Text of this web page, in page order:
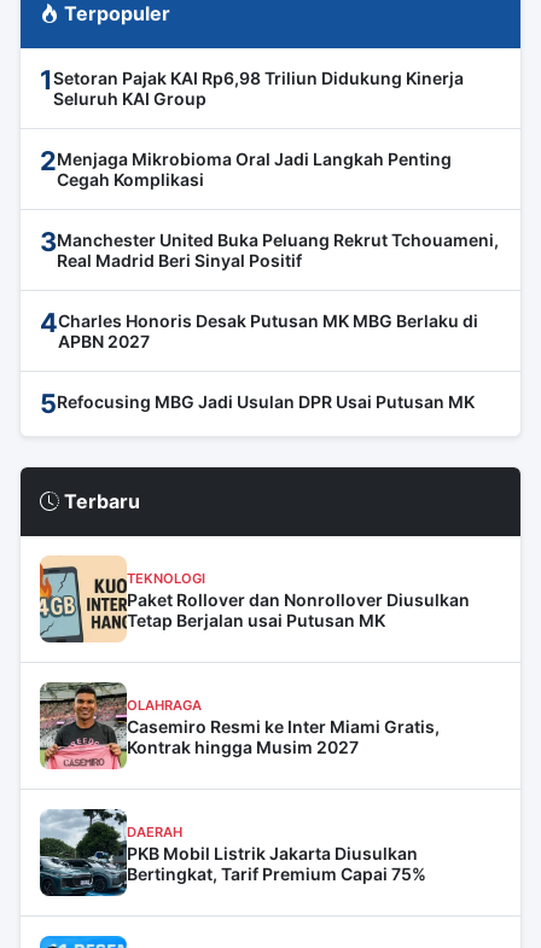
Terpopuler
1Setoran Pajak KAI Rp6,98 Triliun Didukung Kinerja
Seluruh KAI Group
2Menjaga Mikrobioma Oral Jadi Langkah Penting
Cegah Komplikasi
3Manchester United Buka Peluang Rekrut Tchouameni,
Real Madrid Beri Sinyal Positif
4Charles Honoris Desak Putusan MK MBG Berlaku di
APBN 2027
5Refocusing MBG Jadi Usulan DPR Usai Putusan MK
Terbaru
TEKNOLOGI
Paket Rollover dan Nonrollover Diusulkan
Tetap Berjalan usai Putusan MK
OLAHRAGA
Casemiro Resmi ke Inter Miami Gratis,
Kontrak hingga Musim 2027
DAERAH
PKB Mobil Listrik Jakarta Diusulkan
Bertingkat, Tarif Premium Capai 75%